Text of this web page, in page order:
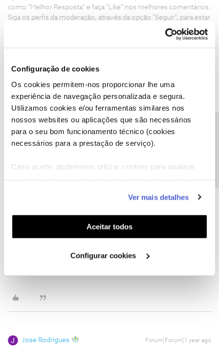
Configuração de cookies
Os cookies permitem-nos proporcionar lhe uma
experiência de navegação personalizada e segura.
Utilizamos cookies e/ou ferramentas similares nos
nossos websites ou aplicações que são necessários
para o seu bom funcionamento técnico (cookies
necessários para a prestação de serviço).
Caso aceite, poderemos utilizar cookies para analisar
funcionalidades (cookies de personalização e
funcionalidade) e adaptar anúncios aos seus interesses
(cookies de publicidade personalizada). Pode gerir a
utilização dos cookies clicando em "Configurar
Ver mais detalhes
Aceitar todos
Configurar cookies
como "Melhor Resposta" e faça "Like" nos melhores comentários.
Siga os perfis da moderação, através da opção "Seguir", para estar
E Ernesto Morais Forum|Forum|1 year ago
Os equipamentos já foram reiniciados,mas ainda não há serviço
TV e internet.
Identificamos que o pedido que nos reportou referente ao
servico NOS teve origem numa avaria na sua zona. Esta avaria
tem resolucao prevista ate 2025-04-11 16:24:49. Assim, nao sera
instalacoes. Info: nos.pt/nos-ajuda
Jose Rodrigues Forum|Forum|1 year ago